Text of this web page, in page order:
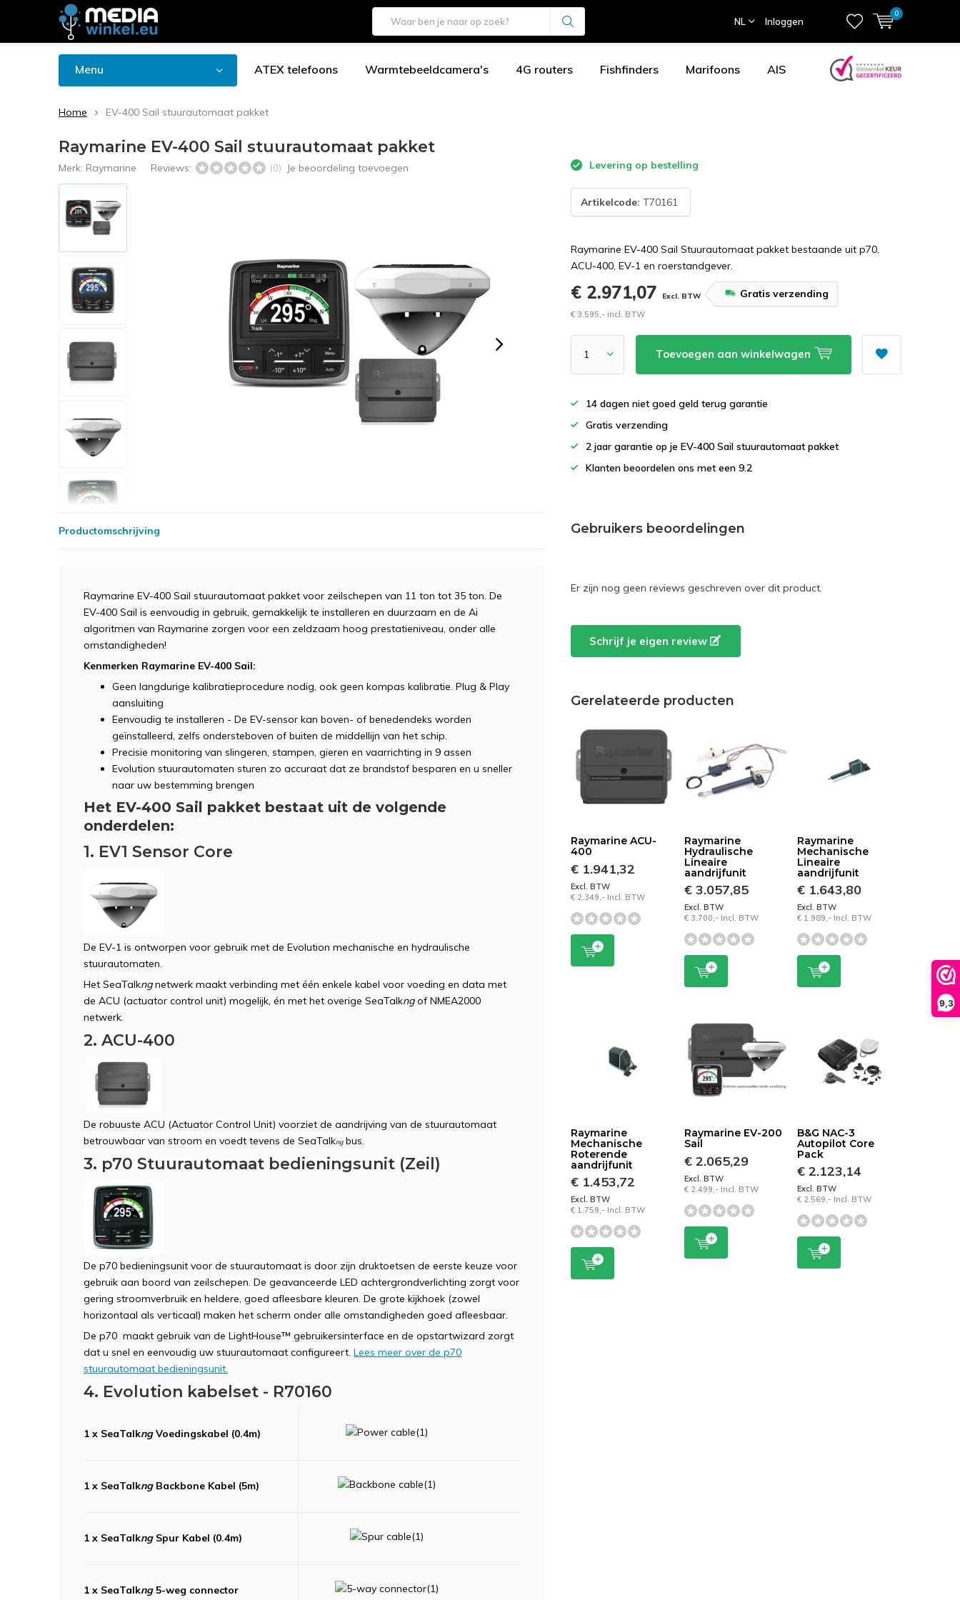
9,3
NL Inloggen
0
Menu ATEX telefoons Warmtebeeldcamera's 4G routers Fishfinders Marifoons AIS
Home EV-400 Sail stuurautomaat pakket
Raymarine EV-400 Sail stuurautomaat pakket
Merk: Raymarine Reviews: (0) Je beoordeling toevoegen Levering op bestelling
Artikelcode: T70161
Raymarine EV-400 Sail Stuurautomaat pakket bestaande uit p70,
ACU-400, EV-1 en roerstandgever.
€ 2.971,07 Excl. BTW Gratis verzending
€ 3.595,- incl. BTW
Toevoegen aan winkelwagen
14 dagen niet goed geld terug garantie
Gratis verzending
2 jaar garantie op je EV-400 Sail stuurautomaat pakket
Klanten beoordelen ons met een 9.2
Productomschrijving
Raymarine EV-400 Sail stuurautomaat pakket voor zeilschepen van 11 ton tot 35 ton. De
EV-400 Sail is eenvoudig in gebruik, gemakkelijk te installeren en duurzaam en de Ai
algoritmen van Raymarine zorgen voor een zeldzaam hoog prestatieniveau, onder alle
omstandigheden!
Kenmerken Raymarine EV-400 Sail:
Geen langdurige kalibratieprocedure nodig, ook geen kompas kalibratie. Plug & Play
aansluiting
Eenvoudig te installeren - De EV-sensor kan boven- of benedendeks worden
geïnstalleerd, zelfs ondersteboven of buiten de middellijn van het schip.
Precisie monitoring van slingeren, stampen, gieren en vaarrichting in 9 assen
Evolution stuurautomaten sturen zo accuraat dat ze brandstof besparen en u sneller
naar uw bestemming brengen
Het EV-400 Sail pakket bestaat uit de volgende
onderdelen:
1. EV1 Sensor Core
De EV-1 is ontworpen voor gebruik met de Evolution mechanische en hydraulische
stuurautomaten.
Het SeaTalkngnetwerk maakt verbinding met één enkele kabel voor voeding en data met
de ACU (actuator control unit) mogelijk, én met het overige SeaTalkngof NMEA2000
netwerk.
2. ACU-400
De robuuste ACU (Actuator Control Unit) voorziet de aandrijving van de stuurautomaat
betrouwbaar van stroom en voedt tevens de SeaTalkngbus.
3. p70 Stuurautomaat bedieningsunit (Zeil)
De p70 bedieningsunit voor de stuurautomaat is door zijn druktoetsen de eerste keuze voor
gebruik aan boord van zeilschepen. De geavanceerde LED achtergrondverlichting zorgt voor
gering stroomverbruik en heldere, goed afleesbare kleuren. De grote kijkhoek (zowel
horizontaal als verticaal) maken het scherm onder alle omstandigheden goed afleesbaar.
De p70 maakt gebruik van de LightHouse™ gebruikersinterface en de opstartwizard zorgt
dat u snel en eenvoudig uw stuurautomaat configureert. Lees meer over de p70
stuurautomaat bedieningsunit.
4. Evolution kabelset - R70160
1 x SeaTalkngVoedingskabel (0.4m)
1 x SeaTalkngBackbone Kabel (5m)
1 x SeaTalkngSpur Kabel (0.4m)
1 x SeaTalkng5-weg connector
Gebruikers beoordelingen
Er zijn nog geen reviews geschreven over dit product.
Schrijf je eigen review
Gerelateerde producten
Raymarine ACU-
400
€ 1.941,32
Excl. BTW
€ 2.349,- Incl. BTW
Raymarine
Hydraulische
Lineaire
aandrijfunit
€ 3.057,85
Excl. BTW
€ 3.700,- Incl. BTW
Raymarine
Mechanische
Lineaire
aandrijfunit
€ 1.643,80
Excl. BTW
€ 1.989,- Incl. BTW
Raymarine
Mechanische
Roterende
aandrijfunit
€ 1.453,72
Excl. BTW
€ 1.759,- Incl. BTW
Raymarine EV-200
Sail
€ 2.065,29
Excl. BTW
€ 2.499,- Incl. BTW
B&G NAC-3
Autopilot Core
Pack
€ 2.123,14
Excl. BTW
€ 2.569,- Incl. BTW